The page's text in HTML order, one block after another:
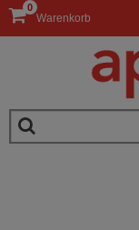
Warenkorb
0